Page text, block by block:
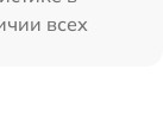
всех